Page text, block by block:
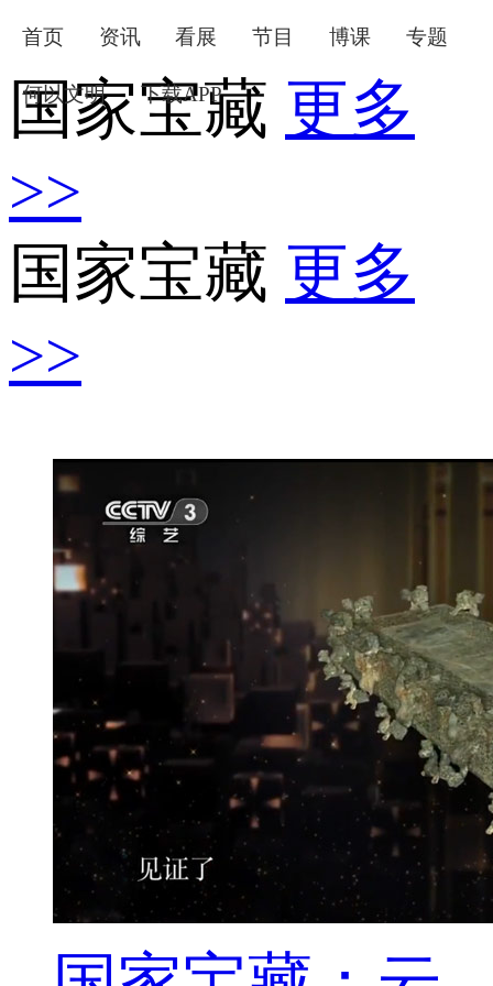
首页 资讯 看展 节目 博课 专题
何以文明 下载APP
下次自动登录 忘记密码
使用合作网站账号登录
国家宝藏 更多
>>
国家宝藏 更多
>>